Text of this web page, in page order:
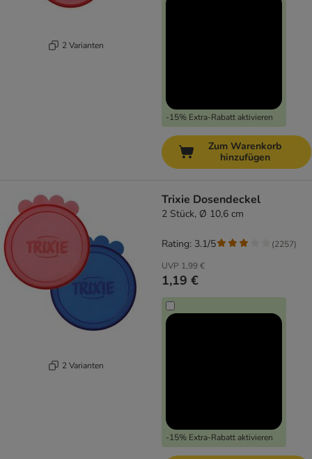
2 Varianten
-15% Extra-Rabatt aktivieren
Zum Warenkorb
hinzufügen
2 Varianten
Trixie Dosendeckel
2 Stück, Ø 10,6 cm
UVP 1,99 €
1,19 €
-15% Extra-Rabatt aktivieren
Rating: 3.1/5 (2257)